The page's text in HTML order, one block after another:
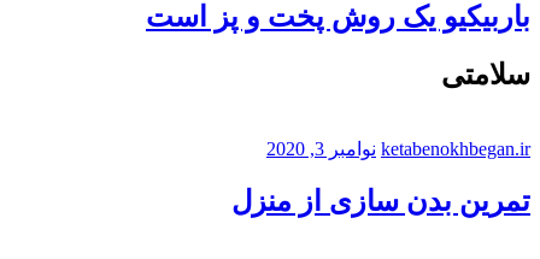
باربیکیو یک روش پخت و پز است
سلامتی
ketabenokhbegan.ir نوامبر 3, 2020
تمرین بدن سازی از منزل